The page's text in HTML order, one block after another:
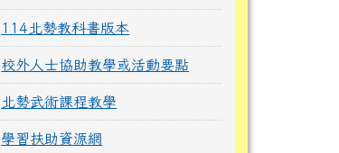
114北勢教科書版本
校外人士協助教學或活動要點
北勢武術課程教學
學習扶助資源網